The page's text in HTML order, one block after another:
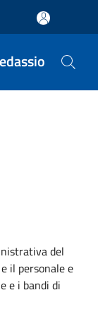
del
il personale e
e i bandi di